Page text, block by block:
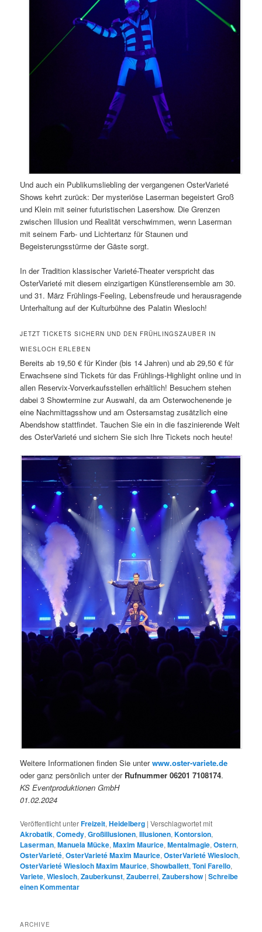
Und auch ein Publikumsliebling der vergangenen OsterVarieté
Shows kehrt zurück: Der mysteriöse Laserman begeistert Groß
und Klein mit seiner futuristischen Lasershow. Die Grenzen
zwischen Illusion und Realität verschwimmen, wenn Laserman
mit seinem Farb- und Lichtertanz für Staunen und
Begeisterungsstürme der Gäste sorgt.
In der Tradition klassischer Varieté-Theater verspricht das
OsterVarieté mit diesem einzigartigen Künstlerensemble am 30.
und 31. März Frühlings-Feeling, Lebensfreude und herausragende
Unterhaltung auf der Kulturbühne des Palatin Wiesloch!
JETZT TICKETS SICHERN UND DEN FRÜHLINGSZAUBER IN
WIESLOCH ERLEBEN
Bereits ab 19,50 € für Kinder (bis 14 Jahren) und ab 29,50 € für
Erwachsene sind Tickets für das Frühlings-Highlight online und in
allen Reservix-Vorverkaufsstellen erhältlich! Besuchern stehen
dabei 3 Showtermine zur Auswahl, da am Osterwochenende je
eine Nachmittagsshow und am Ostersamstag zusätzlich eine
Abendshow stattfindet. Tauchen Sie ein in die faszinierende Welt
des OsterVarieté und sichern Sie sich Ihre Tickets noch heute!
Weitere Informationen finden Sie unterwww.oster-variete.de
oder ganz persönlich unter der Rufnummer 06201 7108174.
KS Eventproduktionen GmbH
01.02.2024
Veröffentlicht unterFreizeit,Heidelberg |Verschlagwortet mit
Akrobatik,Comedy,Großillusionen,Illusionen,Kontorsion,
Laserman,Manuela Mücke,Maxim Maurice,Mentalmagie,Ostern,
OsterVarieté,OsterVarieté Maxim Maurice,OsterVarieté Wiesloch,
OsterVarieté Wiesloch Maxim Maurice,Showballett,Toni Farello,
Variete,Wiesloch,Zauberkunst,Zauberrei,Zaubershow |Schreibe
einen Kommentar
ARCHIVE